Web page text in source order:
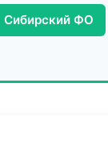
Сибирский ФО